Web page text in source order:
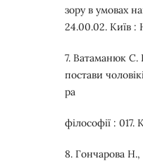
зору в умовах
24.00.02. Київ
7. Ватаманюк С.
постави
ра
філософії :
8. Гончарова